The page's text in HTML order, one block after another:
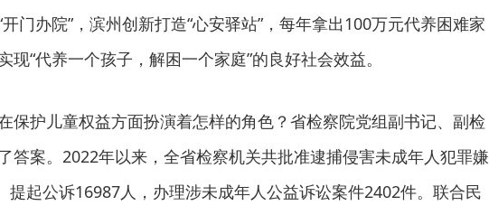
门办院”，滨州创新打造“心安驿站”，每年拿出100万元代养困难家
现“代养一个孩子，解困一个家庭”的良好社会效益。
保护儿童权益方面扮演着怎样的角色？省检察院党组副书记、副检
答案。2022年以来，全省检察机关共批准逮捕侵害未成年人犯罪嫌
提起公诉16987人，办理涉未成年人公益诉讼案件2402件。联合民